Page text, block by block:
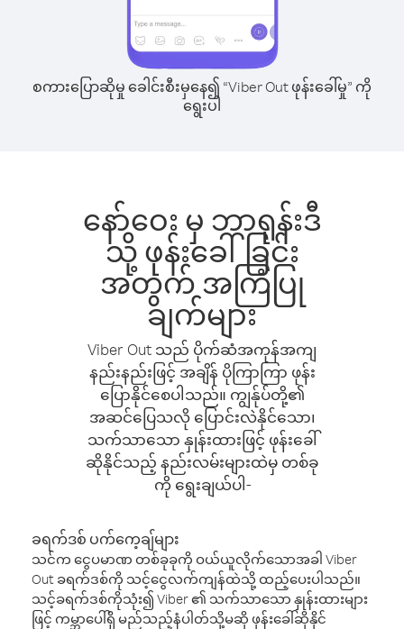
စကားပြောဆိုမှု ခေါင်းစီးမှနေ၍ “Viber Out ဖုန်းခေါ်မှု” ကို
ရွေးပါ
နော်ဝေး မှ ဘာရုန်းဒီ
သို့ ဖုန်းခေါ်ခြင်း
အတွက် အကြံပြု
ချက်များ
Viber Out သည် ပိုက်ဆံအကုန်အကျ
နည်းနည်းဖြင့် အချိန် ပိုကြာကြာ ဖုန်း
ပြောနိုင်စေပါသည်။ ကျွန်ုပ်တို့၏
အဆင်ပြေသလို ပြောင်းလဲနိုင်သော၊
သက်သာသော နှုန်းထားဖြင့် ဖုန်းခေါ်
ဆိုနိုင်သည့် နည်းလမ်းများထဲမှ တစ်ခု
ကို ရွေးချယ်ပါ-
ခရက်ဒစ် ပက်ကေ့ချ်များ
သင်က ငွေပမာဏ တစ်ခုခုကို ဝယ်ယူလိုက်သောအခါ Viber
Out ခရက်ဒစ်ကို သင့်ငွေလက်ကျန်ထဲသို့ ထည့်ပေးပါသည်။
သင့်ခရက်ဒစ်ကိုသုံး၍ Viber ၏ သက်သာသော နှုန်းထားများ
ဖြင့် ကမ္ဘာပေါ်ရှိ မည်သည့်နံပါတ်သို့မဆို ဖုန်းခေါ်ဆိုနိုင်